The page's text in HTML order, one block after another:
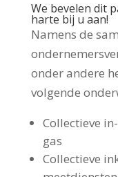
We bevelen dit
harte bij u aan!
Namens de
onder andere
volgende
Collectieve
gas
Collectieve